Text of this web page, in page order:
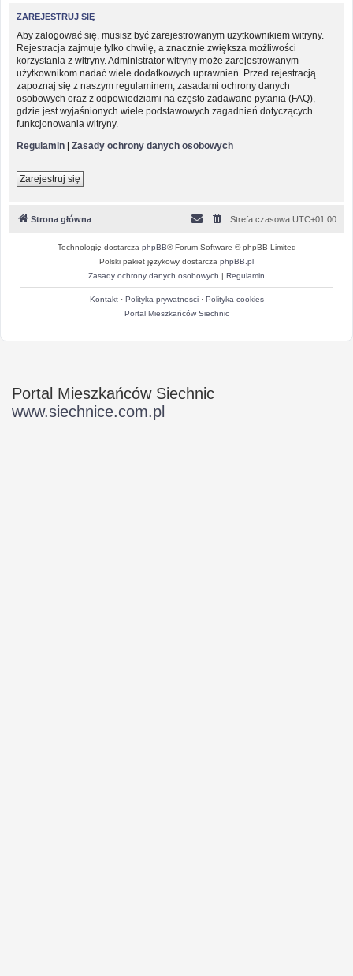
ZAREJESTRUJ SIĘ
Aby zalogować się, musisz być zarejestrowanym użytkownikiem witryny.
Rejestracja zajmuje tylko chwilę, a znacznie zwiększa możliwości
korzystania z witryny. Administrator witryny może zarejestrowanym
użytkownikom nadać wiele dodatkowych uprawnień. Przed rejestracją
zapoznaj się z naszym regulaminem, zasadami ochrony danych
osobowych oraz z odpowiedziami na często zadawane pytania (FAQ),
gdzie jest wyjaśnionych wiele podstawowych zagadnień dotyczących
funkcjonowania witryny.
Regulamin | Zasady ochrony danych osobowych
Zarejestruj się
Strona główna Strefa czasowa UTC+01:00
Technologię dostarcza phpBB® Forum Software © phpBB Limited
Polski pakiet językowy dostarcza phpBB.pl
Zasady ochrony danych osobowych | Regulamin
Kontakt· Polityka prywatności· Polityka cookies
Portal Mieszkańców Siechnic
Portal Mieszkańców Siechnic
www.siechnice.com.pl